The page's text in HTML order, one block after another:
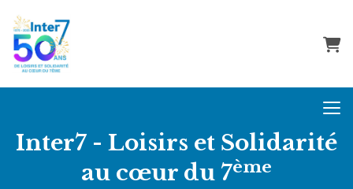
Inter7 - Loisirs et Solidarité
au cœur du 7ème